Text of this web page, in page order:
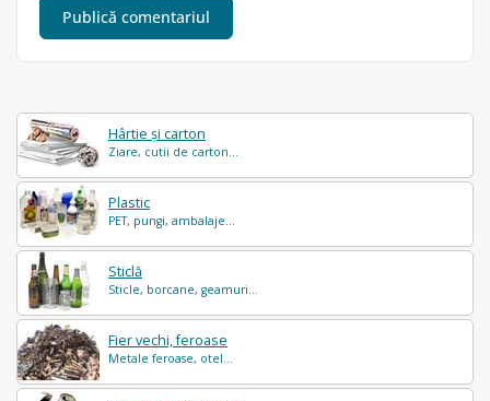
Hârtie și carton
Ziare, cutii de carton...
Plastic
PET, pungi, ambalaje...
Sticlă
Sticle, borcane, geamuri...
Fier vechi, feroase
Metale feroase, otel...